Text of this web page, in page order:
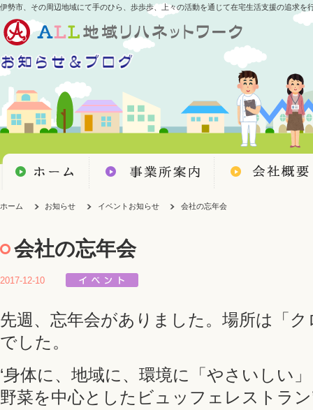
伊勢市、その周辺地域にて手のひら、歩歩歩、上々の活動を通じて在宅生活支援の追求を
ホーム お知らせ イベントお知らせ 会社の忘年会
会社の忘年会
2017-12-10
先週、忘年会がありました。場所は「
でした。
‘身体に、地域に、環境に「やさいし
野菜を中心としたビュッフェレストラ